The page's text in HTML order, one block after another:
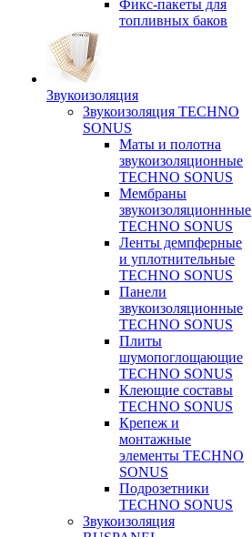
Фикс-пакеты для
топливных баков
Звукоизоляция
Звукоизоляция TECHNO
SONUS
Маты и полотна
звукоизоляционные
TECHNO SONUS
Мембраны
звукоизоляционнные
TECHNO SONUS
Ленты демпферные
и уплотнительные
TECHNO SONUS
Панели
звукоизоляционные
TECHNO SONUS
Плиты
шумопоглощающие
TECHNO SONUS
Клеющие составы
TECHNO SONUS
Крепеж и
монтажные
элементы TECHNO
SONUS
Подрозетники
TECHNO SONUS
Звукоизоляция